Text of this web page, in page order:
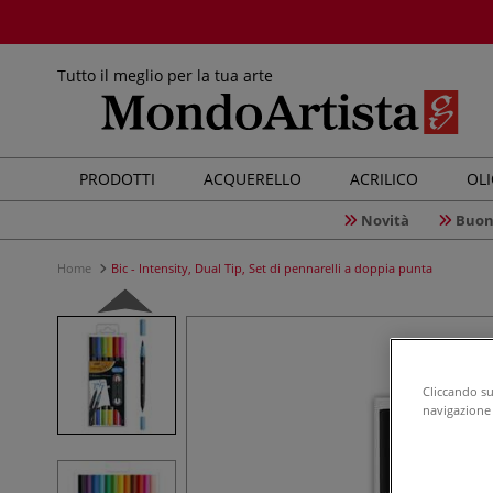
Tutto il meglio per la tua arte
PRODOTTI ACQUERELLO ACRILICO
Novità
Home Bic - Intensity, Dual Tip, Set di pennarelli a doppia punta
Cliccando